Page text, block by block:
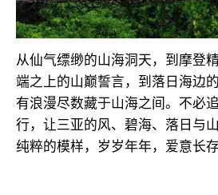
从仙气缥缈的山海洞天，到摩登
端之上的山巅誓言，到落日海边
有浪漫尽数藏于山海之间。不必
行，让三亚的风、碧海、落日与
纯粹的模样，岁岁年年，爱意长存